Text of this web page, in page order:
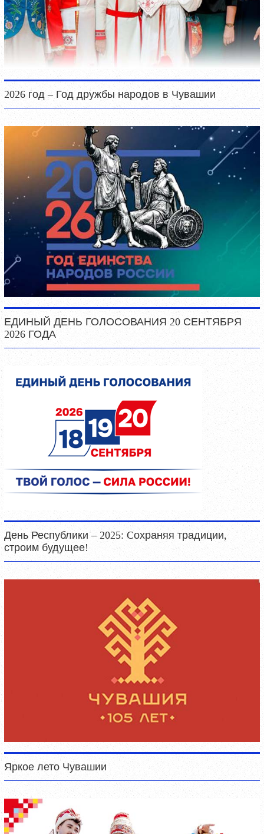
2026 год – Год дружбы народов в Чувашии
ЕДИНЫЙ ДЕНЬ ГОЛОСОВАНИЯ 20 СЕНТЯБРЯ
2026 ГОДА
День Республики – 2025: Cохраняя традиции,
строим будущее!
Яркое лето Чувашии